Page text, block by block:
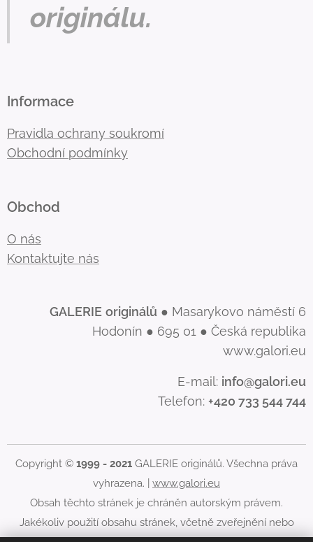
originálu.
Informace
Pravidla ochrany soukromí
Obchodní podmínky
Obchod
O nás
Kontaktujte nás
GALERIE originálů ● Masarykovo náměstí 6
Hodonín ● 695 01 ● Česká republika
www.galori.eu
E-mail: info@galori.eu
Telefon: +420 733 544 744
Copyright © 1999 - 2021 GALERIE originálů. Všechna práva
vyhrazena. | www.galori.eu
Obsah těchto stránek je chráněn autorským právem.
Jakékoliv použití obsahu stránek, včetně zveřejnění nebo